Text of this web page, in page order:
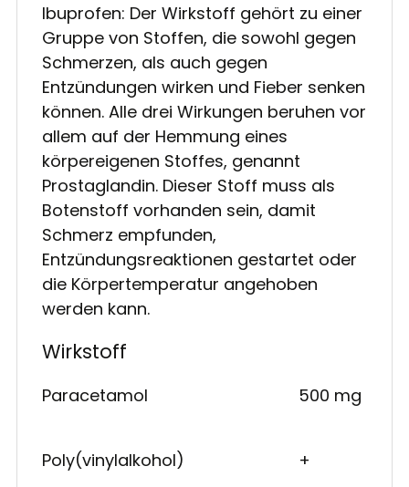
Ibuprofen: Der Wirkstoff gehört zu einer
Gruppe von Stoffen, die sowohl gegen
Schmerzen, als auch gegen
Entzündungen wirken und Fieber senken
können. Alle drei Wirkungen beruhen vor
allem auf der Hemmung eines
körpereigenen Stoffes, genannt
Prostaglandin. Dieser Stoff muss als
Botenstoff vorhanden sein, damit
Schmerz empfunden,
Entzündungsreaktionen gestartet oder
die Körpertemperatur angehoben
werden kann.
Wirkstoff
Paracetamol 500 mg
Poly(vinylalkohol) +